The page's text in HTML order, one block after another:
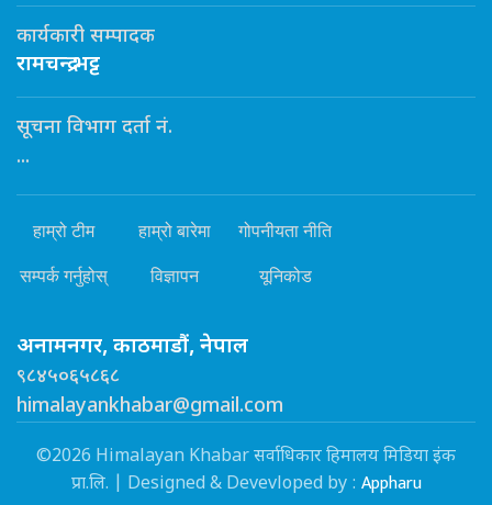
कार्यकारी सम्पादक
रामचन्द्र भट्ट
सूचना विभाग दर्ता नं.
...
हाम्रो टीम हाम्रो बारेमा गोपनीयता नीति
सम्पर्क गर्नुहोस् विज्ञापन यूनिकोड
अनामनगर, काठमाडौं, नेपाल
९८४५०६५८६८
himalayankhabar@gmail.com
©2026 Himalayan Khabar सर्वाधिकार हिमालय मिडिया इंक
प्रा.लि. | Designed & Devevloped by : Appharu